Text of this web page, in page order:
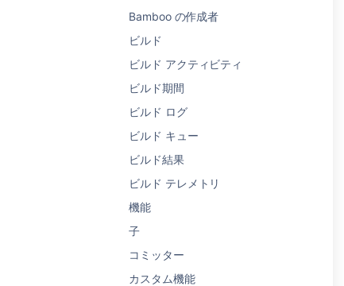
Bamboo の作成者
ビルド
ビルド アクティビティ
ビルド期間
ビルド ログ
ビルド キュー
ビルド結果
ビルド テレメトリ
機能
子
コミッター
カスタム機能